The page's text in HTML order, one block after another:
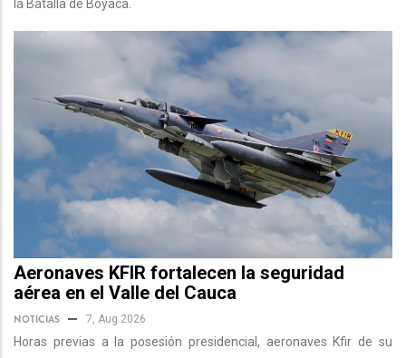
la Batalla de Boyacá.
Aeronaves KFIR fortalecen la seguridad
aérea en el Valle del Cauca
NOTICIAS 7, Aug 2026
Horas previas a la posesión presidencial, aeronaves Kfir de su